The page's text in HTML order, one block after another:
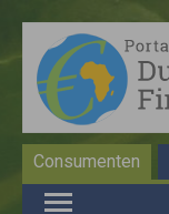
Consumenten